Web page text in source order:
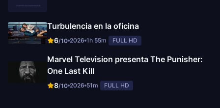
Turbulencia en la oficina
6/10 2026 1h 55m FULL HD
Marvel Television presenta The Punisher:
One Last Kill
8/10 2026 51m FULL HD